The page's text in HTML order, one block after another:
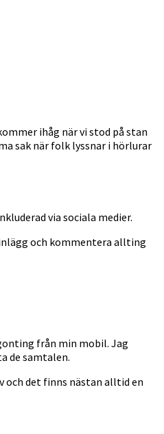
ihåg när vi stod på stan
sak när folk lyssnar i hörlurar
via sociala medier.
och kommentera allting
från min mobil. Jag
de samtalen.
och det finns nästan alltid en